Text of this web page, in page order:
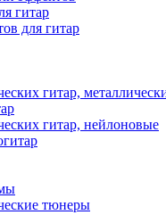
гитар
для гитар
гитар,
гитар, нейлоновые
тюнеры